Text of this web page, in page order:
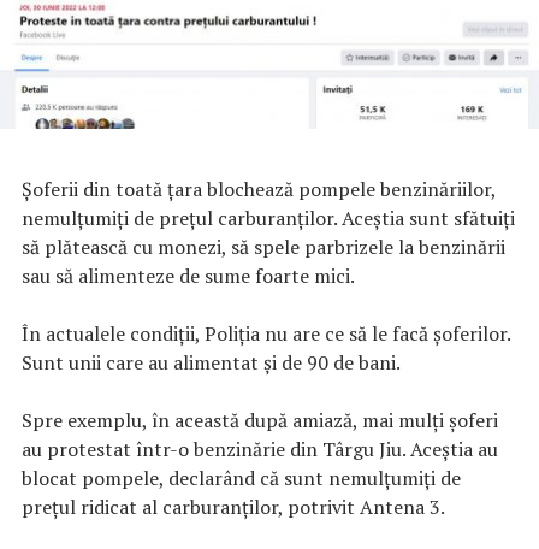
Șoferii din toată ţara blochează pompele benzinăriilor,
nemulțumiți de prețul carburanților. Aceştia sunt sfătuiţi
să plătească cu monezi, să spele parbrizele la benzinării
sau să alimenteze de sume foarte mici.
În actualele condiţii, Poliţia nu are ce să le facă şoferilor.
Sunt unii care au alimentat şi de 90 de bani.
Spre exemplu, în această după amiază, mai mulți șoferi
au protestat într-o benzinărie din Târgu Jiu. Aceștia au
blocat pompele, declarând că sunt nemulțumiți de
prețul ridicat al carburanților, potrivit Antena 3.